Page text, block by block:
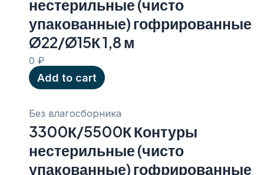
нестерильные (чисто
упакованные) гофрированные
Ø22/Ø15К 1,8 м
0₽
Add to cart
Без влагосборника
3300К/5500К Контуры
нестерильные (чисто
упакованные) гофрированные